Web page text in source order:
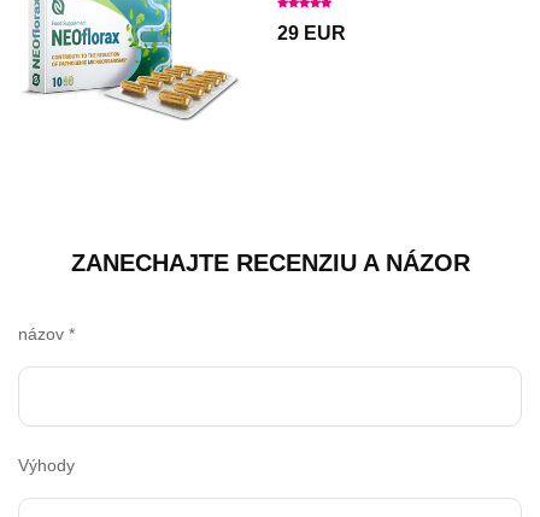
29 EUR
ZANECHAJTE RECENZIU A NÁZOR
názov *
Výhody